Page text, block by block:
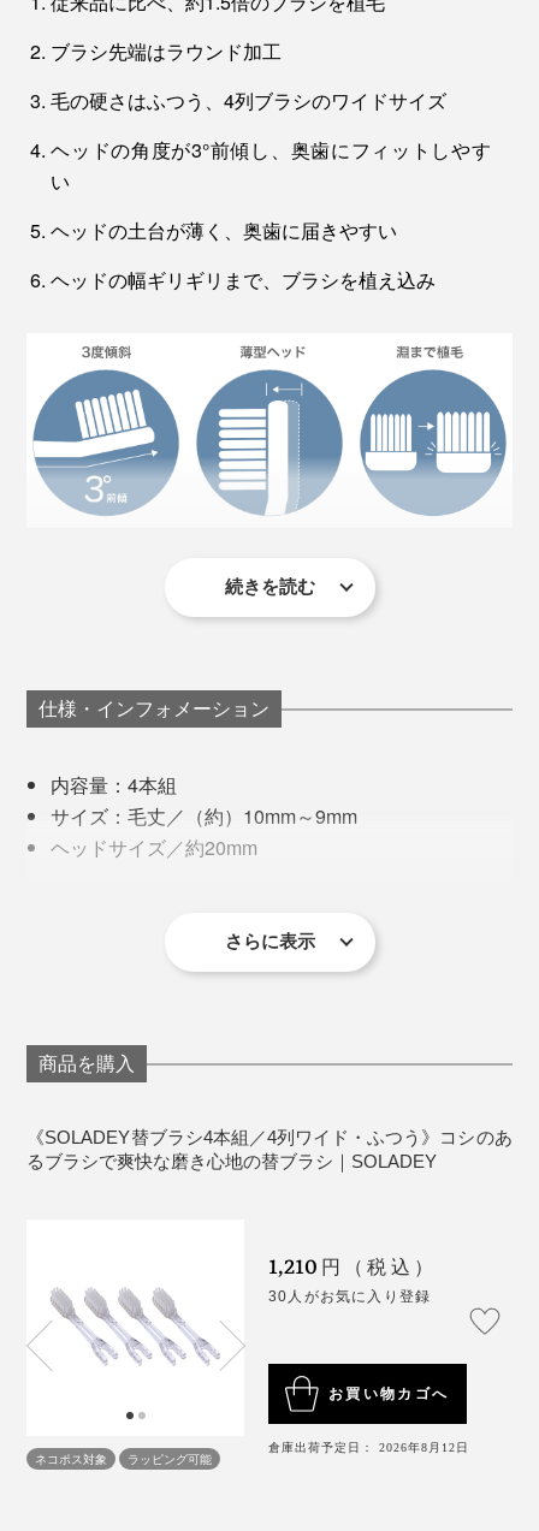
ブラシ先端はラウンド加工
毛の硬さはふつう、4列ブラシのワイドサイズ
ヘッドの角度が3°前傾し、奥歯にフィットしやす
い
ヘッドの土台が薄く、奥歯に届きやすい
ヘッドの幅ギリギリまで、ブラシを植え込み
毛先が開いてきた時、または、ひと月を目安に、新しい
ブラシに交換してください。
続きを読む
仕様・インフォメーション
内容量：4本組
サイズ：毛丈／（約）10mm～9mm
ヘッドサイズ／約20mm
さらに表示
商品を購入
《SOLADEY替ブラシ4本組／4列ワイド・ふつう》コシのあ
るブラシで爽快な磨き心地の替ブラシ｜SOLADEY
ネコポス対象 ラッピング可能
1,210 円（税込）
30人がお気に入り登録
お買い物カゴへ
倉庫出荷予定日： 2026年8月12日